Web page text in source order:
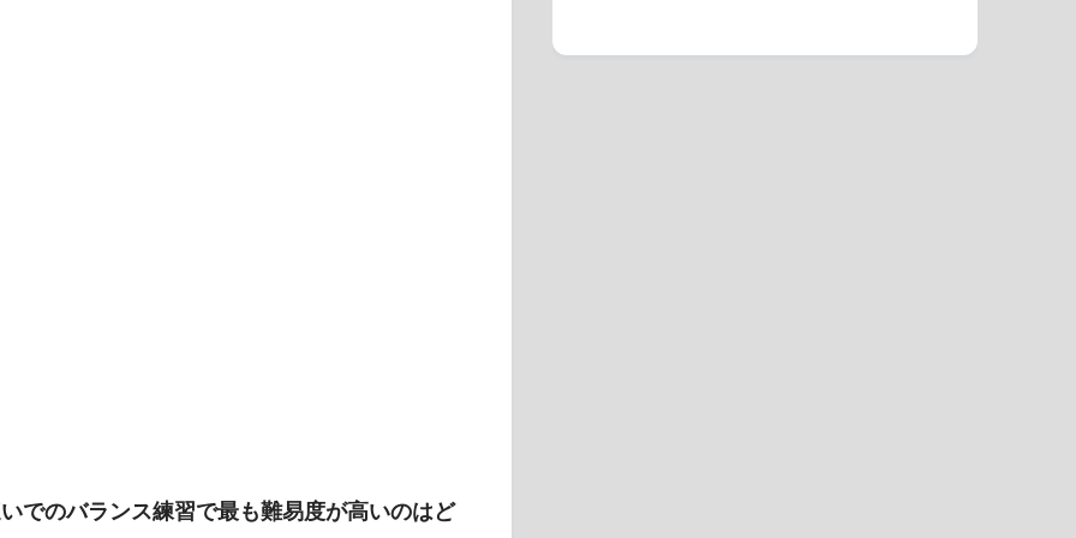
でのバランス練習で最も難易度が高いのはど